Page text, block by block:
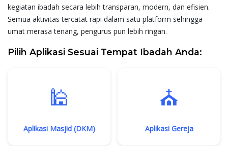
kegiatan ibadah secara lebihtransparan, modern, dan efisien.
Semua aktivitas tercatat rapi dalam satu platform sehingga
umat merasa tenang, pengurus pun lebih ringan.
Pilih Aplikasi Sesuai Tempat Ibadah Anda:
🕌
Aplikasi Masjid (DKM)
⛪
Aplikasi Gereja